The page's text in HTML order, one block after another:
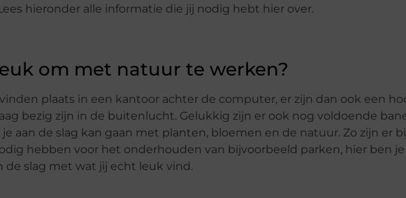
hieronder alle informatie die jij nodig hebt hier over.
om met natuur te werken?
plaats in een kantoor achter de computer, er zijn dan ook een
bezig zijn in de buitenlucht. Gelukkig zijn er ook nog voldoende
aan de slag kan gaan met planten, bloemen en de natuur. Zo zijn er
hebben voor het onderhouden van bijvoorbeeld parken, hier ben
de slag met wat jij echt leuk vind.